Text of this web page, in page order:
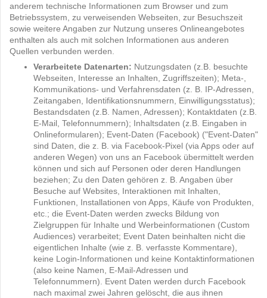
anderem technische Informationen zum Browser und zum
Betriebssystem, zu verweisenden Webseiten, zur Besuchszeit
sowie weitere Angaben zur Nutzung unseres Onlineangebotes
enthalten als auch mit solchen Informationen aus anderen
Quellen verbunden werden.
Verarbeitete Datenarten: Nutzungsdaten (z.B. besuchte
Webseiten, Interesse an Inhalten, Zugriffszeiten); Meta-,
Kommunikations- und Verfahrensdaten (z. B. IP-Adressen,
Zeitangaben, Identifikationsnummern, Einwilligungsstatus);
Bestandsdaten (z.B. Namen, Adressen); Kontaktdaten (z.B.
E-Mail, Telefonnummern); Inhaltsdaten (z.B. Eingaben in
Onlineformularen); Event-Daten (Facebook) ("Event-Daten"
sind Daten, die z. B. via Facebook-Pixel (via Apps oder auf
anderen Wegen) von uns an Facebook übermittelt werden
können und sich auf Personen oder deren Handlungen
beziehen; Zu den Daten gehören z. B. Angaben über
Besuche auf Websites, Interaktionen mit Inhalten,
Funktionen, Installationen von Apps, Käufe von Produkten,
etc.; die Event-Daten werden zwecks Bildung von
Zielgruppen für Inhalte und Werbeinformationen (Custom
Audiences) verarbeitet; Event Daten beinhalten nicht die
eigentlichen Inhalte (wie z. B. verfasste Kommentare),
keine Login-Informationen und keine Kontaktinformationen
(also keine Namen, E-Mail-Adressen und
Telefonnummern). Event Daten werden durch Facebook
nach maximal zwei Jahren gelöscht, die aus ihnen